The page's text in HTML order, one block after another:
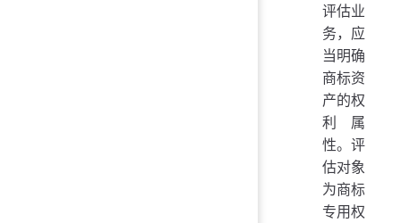
评估业
务，应
当明确
商标资
产的权
利属
性。评
估对象
为商标
专用权